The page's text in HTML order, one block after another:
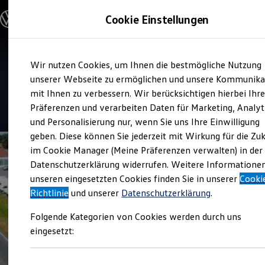
Hauptinhalt
springen
Footer
springen
Modelle und Konfigurator
Modelle vergleichen
Elektroautos
ENERGY Sondermodelle
Nutzfahrzeuge
SUV und CUV
Familienautos
Kombis
Kompaktwagen
Sportwagen
Schnell verfügbare Fahrzeuge
Angebote und Produkte
Aktuelle Angebote
E-Auto-Förderung
Volkswagen Marktplatz
Junge Gebrauchtwagen und Gebrauchtwagen
Volkswagen Zertifizierte Gebrauchtwagen
Zubehör- und Serviceangebote
Service
Autohaus Quickborn
4.8| 254 Bewertungen
Cookie Einstellungen
Wir nutzen Cookies, um Ihnen die bestmögliche Nutzung
unserer Webseite zu ermöglichen und unsere
mit Ihnen zu verbessern. Wir berücksichtigen hierbei Ihre
Präferenzen und verarbeiten Daten für Marketing,
und Personalisierung nur, wenn Sie uns Ihre Einwilligung
geben. Diese können Sie jederzeit mit Wirkung für die
im Cookie Manager (Meine Präferenzen verwalten) in der
Datenschutzerklärung widerrufen. Weitere
unseren eingesetzten Cookies finden Sie in unserer
Richtlinie und unserer Datenschutzerklärung.
Folgende Kategorien von Cookies werden durch uns
eingesetzt: